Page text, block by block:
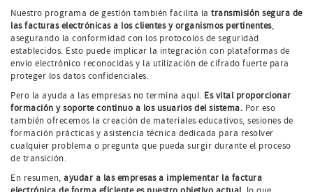
Nuestro programa de gestión también facilita la transmisión segura de
las facturas electrónicas a los clientes y organismos pertinentes,
asegurando la conformidad con los protocolos de seguridad
establecidos. Esto puede implicar la integración con plataformas de
envío electrónico reconocidas y la utilización de cifrado fuerte para
proteger los datos confidenciales.
Pero la ayuda a las empresas no termina aquí. Es vital proporcionar
formación y soporte continuo a los usuarios del sistema. Por eso
también ofrecemos la creación de materiales educativos, sesiones de
formación prácticas y asistencia técnica dedicada para resolver
cualquier problema o pregunta que pueda surgir durante el proceso
de transición.
En resumen, ayudar a las empresas a implementar la factura